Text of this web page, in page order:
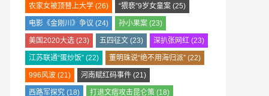
农家女被顶替上大学 (26) “猥亵”9岁女童案 (25)
电影《金刚川》争议 (24) 孙小果案 (23)
美国2020大选 (23) 五四征文 (23) 深扒张网红 (23)
江苏联通“蛋炒饭” (22) 董明珠说“绝不用海归派” (22)
996风波 (21) 河南赋红码事件 (21)
西路军探究 (18) 打退文痞攻击昆仑策 (18)